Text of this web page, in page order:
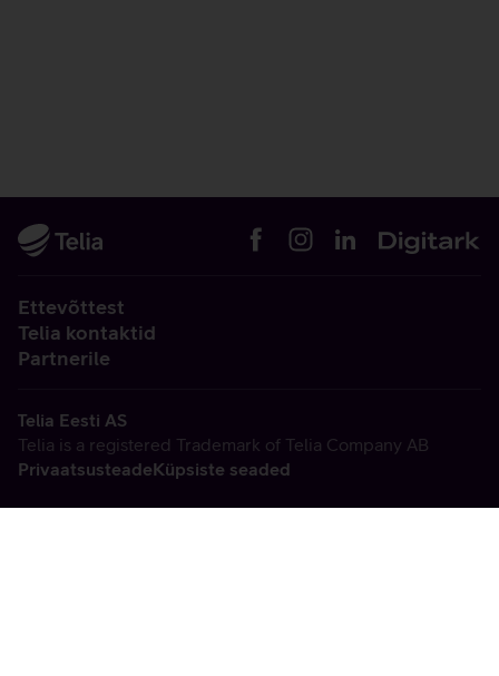
Ettevõttest
Telia kontaktid
Partnerile
Telia Eesti AS
Telia is a registered Trademark of Telia Company AB
PrivaatsusteadeKüpsiste seaded